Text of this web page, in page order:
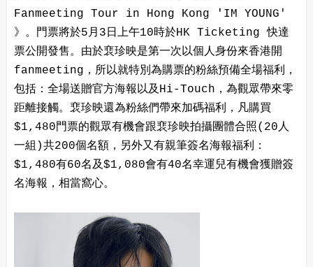
Fanmeeting Tour in Hong Kong 'IM YOUNG'
》。門票將於5月3日上午10時於HK Ticketing 快達
票公開發售。由於裵珍映是第一次以個人身份來香港開
fanmeeting，所以就特別為購票的粉絲預備全場福利，
包括：全場送贈官方海報以及Hi-Touch，為觀眾帶來零
距離接觸。裵珍映還為粉絲們帶來加碼福利，凡購買
$1,480門票的觀眾有機會跟裵珍映拍攝團體合照(20人
一組)共200個名額，另外又有親筆簽名海報福利：
$1,480有60名及$1,080會有40名幸運兒有機會獲贈簽
名海報，相當窩心。